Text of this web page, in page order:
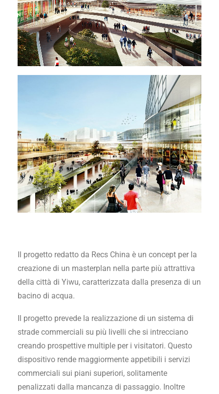
Il progetto redatto da Recs China è un concept per la
creazione di un masterplan nella parte più attrattiva
della città di Yiwu, caratterizzata dalla presenza di un
bacino di acqua.
Il progetto prevede la realizzazione di un sistema di
strade commerciali su più livelli che si intrecciano
creando prospettive multiple per i visitatori. Questo
dispositivo rende maggiormente appetibili i servizi
commerciali sui piani superiori, solitamente
penalizzati dalla mancanza di passaggio. Inoltre